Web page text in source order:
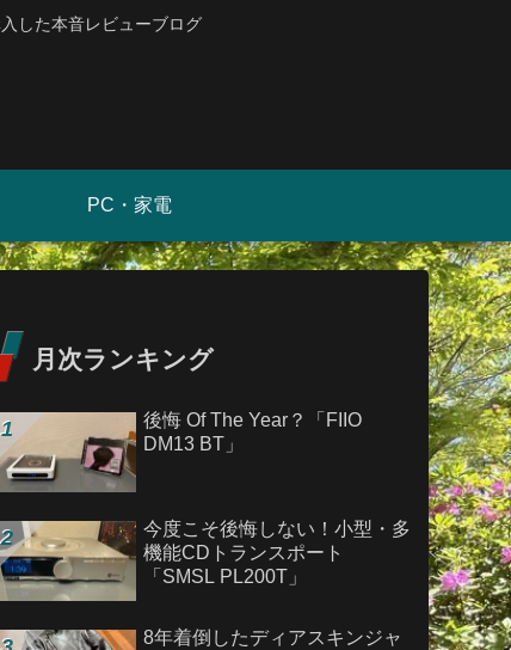
した本音レビューブログ
PC・家電
月次ランキング
後悔 Of The Year？「FIIO
DM13 BT」
今度こそ後悔しない！小型・多
機能CDトランスポート
「SMSL PL200T」
8年着倒したディアスキンジャ